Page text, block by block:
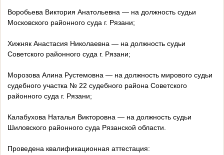
Воробьева Виктория Анатольевна — на должность судьи
Московского районного суда г. Рязани;
Хижняк Анастасия Николаевна — на должность судьи
Советского районного суда г. Рязани;
Морозова Алина Рустемовна — на должность мирового судьи
судебного участка № 22 судебного района Советского
районного суда г. Рязани;
Калабухова Наталья Викторовна — на должность судьи
Шиловского районного суда Рязанской области.
Проведена квалификационная аттестация: